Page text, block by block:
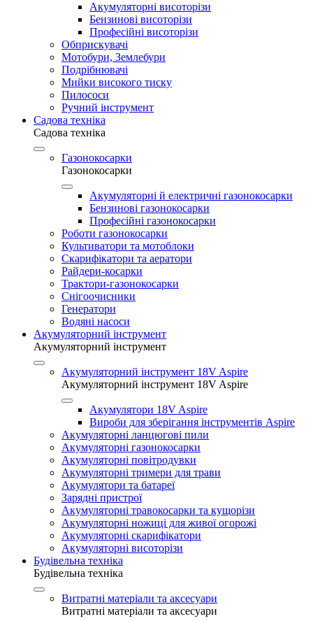
Акумуляторні висоторізи
Бензинові висоторізи
Професійні висоторізи
Обприскувачі
Мотобури, Землебури
Подрібнювачі
Мийки високого тиску
Пилососи
Ручний інструмент
Садова техніка
Садова техніка
Газонокосарки
Газонокосарки
Акумуляторні й електричні газонокосарки
Бензинові газонокосарки
Професійні газонокосарки
Роботи газонокосарки
Культиватори та мотоблоки
Скарифікатори та аератори
Райдери-косарки
Трактори-газонокосарки
Снігоочисники
Генератори
Водяні насоси
Акумуляторний інструмент
Акумуляторний інструмент
Акумуляторний інструмент 18V Aspire
Акумуляторний інструмент 18V Aspire
Акумулятори 18V Aspire
Вироби для зберігання інструментів Aspire
Акумуляторні ланцюгові пили
Акумуляторні газонокосарки
Акумуляторні повітродувки
Акумуляторні тримери для трави
Акумулятори та батареї
Зарядні пристрої
Акумуляторні травокосарки та кущорізи
Акумуляторні ножиці для живої огорожі
Акумуляторні скарифікатори
Акумуляторні висоторізи
Будівельна техніка
Будівельна техніка
Витратні матеріали та аксесуари
Витратні матеріали та аксесуари